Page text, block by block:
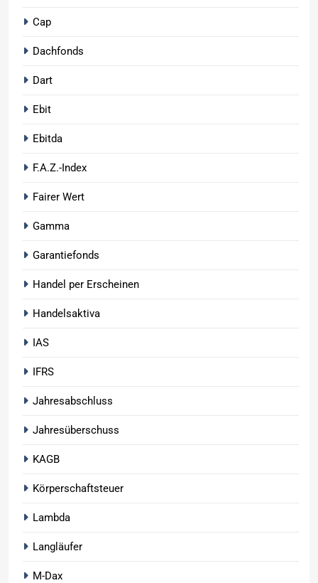
Cap
Dachfonds
Dart
Ebit
Ebitda
F.A.Z.-Index
Fairer Wert
Gamma
Garantiefonds
Handel per Erscheinen
Handelsaktiva
IAS
IFRS
Jahresabschluss
Jahresüberschuss
KAGB
Körperschaftsteuer
Lambda
Langläufer
M-Dax